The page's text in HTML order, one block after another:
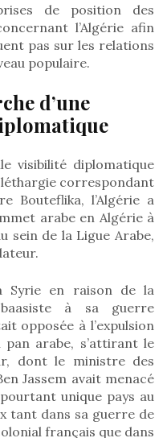
de position des
l’Algérie afin
pas sur les relations
populaire.
d’une
visibilité diplomatique
correspondant
Bouteflika, l’Algérie a
arabe en Algérie à
sein de la Ligue Arabe,
Syrie en raison de la
à sa guerre
opposée à l’expulsion
pan arabe, s’attirant le
dont le ministre des
Jassem avait menacé
unique pays au
tant dans sa guerre de
français que dans